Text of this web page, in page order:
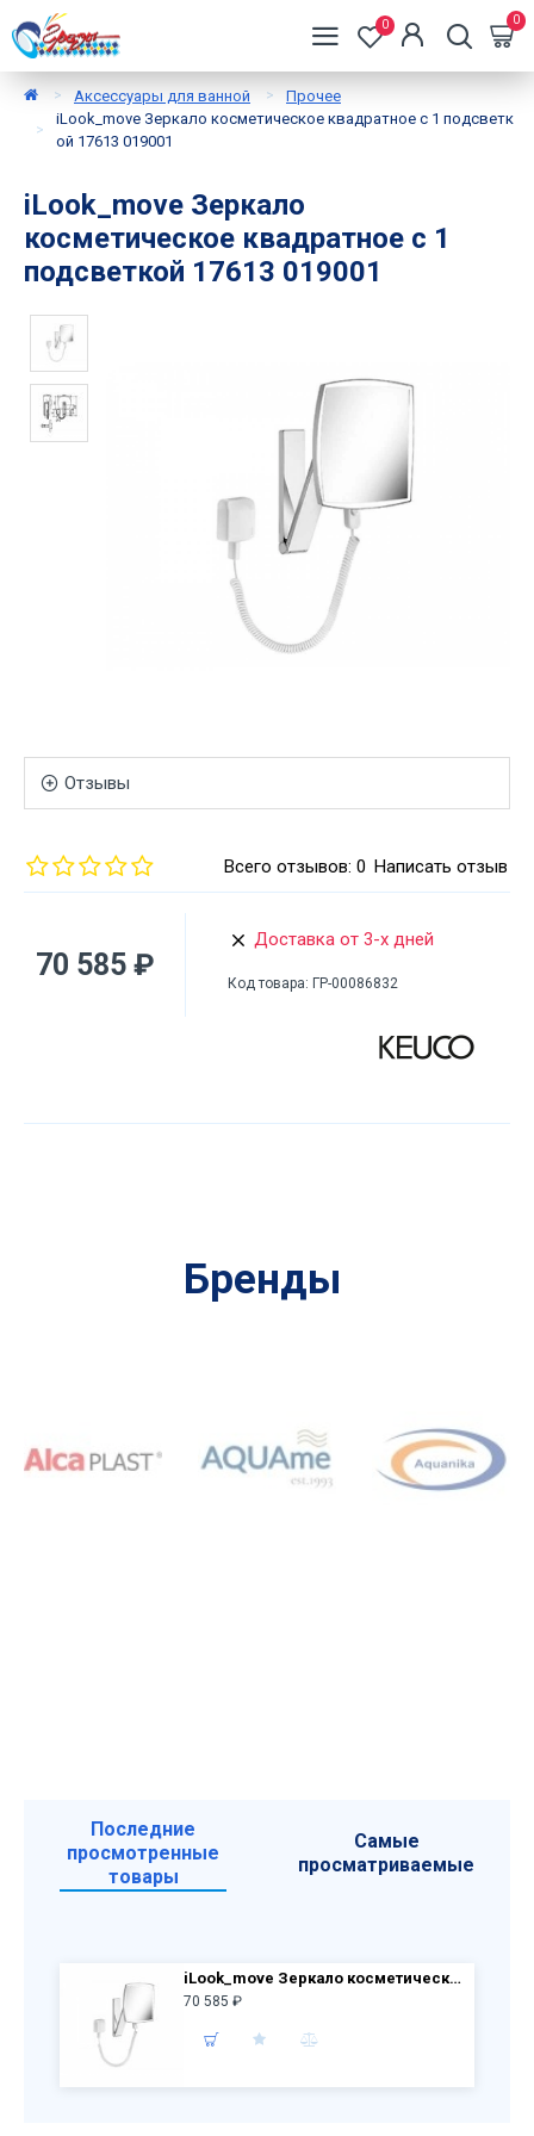
0 0
Аксессуары для ванной
Прочее
iLook_move Зеркало косметическое квадратное с 1 подсветк
ой 17613 019001
iLook_move Зеркало
косметическое квадратное с 1
подсветкой 17613 019001
Отзывы
Всего отзывов: 0 Написать отзыв
70 585 ₽
Доставка от 3-х дней
Код товара: ГР-00086832
Бренды
Последние
просмотренные
товары
Самые
просматриваемые
iLook_move Зеркало косметическое квадратное с 1 подсветкой 17613 019001
70 585 ₽